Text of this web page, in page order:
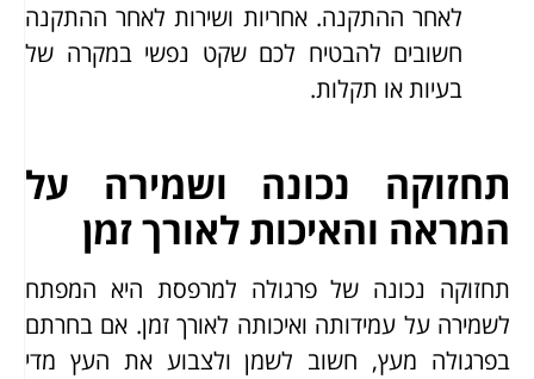
לאחר ההתקנה. אחריות ושירות לאחר ההתקנה
חשובים להבטיח לכם שקט נפשי במקרה של
בעיות או תקלות.
תחזוקה נכונה ושמירה על
המראה והאיכות לאורך זמן
תחזוקה נכונה של פרגולה למרפסת היא המפתח
לשמירה על עמידותה ואיכותה לאורך זמן. אם בחרתם
בפרגולה מעץ, חשוב לשמן ולצבוע את העץ מדי